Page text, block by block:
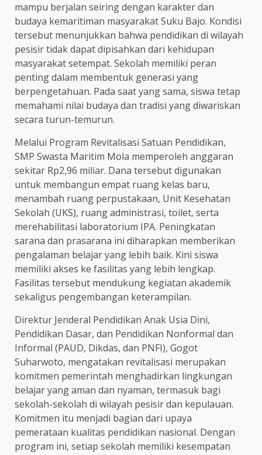
mampu berjalan seiring dengan karakter dan
budaya kemaritiman masyarakat Suku Bajo. Kondisi
tersebut menunjukkan bahwa pendidikan di wilayah
pesisir tidak dapat dipisahkan dari kehidupan
masyarakat setempat. Sekolah memiliki peran
penting dalam membentuk generasi yang
berpengetahuan. Pada saat yang sama, siswa tetap
memahami nilai budaya dan tradisi yang diwariskan
secara turun-temurun.
Melalui Program Revitalisasi Satuan Pendidikan,
SMP Swasta Maritim Mola memperoleh anggaran
sekitar Rp2,96 miliar. Dana tersebut digunakan
untuk membangun empat ruang kelas baru,
menambah ruang perpustakaan, Unit Kesehatan
Sekolah (UKS), ruang administrasi, toilet, serta
merehabilitasi laboratorium IPA. Peningkatan
sarana dan prasarana ini diharapkan memberikan
pengalaman belajar yang lebih baik. Kini siswa
memiliki akses ke fasilitas yang lebih lengkap.
Fasilitas tersebut mendukung kegiatan akademik
sekaligus pengembangan keterampilan.
Direktur Jenderal Pendidikan Anak Usia Dini,
Pendidikan Dasar, dan Pendidikan Nonformal dan
Informal (PAUD, Dikdas, dan PNFI), Gogot
Suharwoto, mengatakan revitalisasi merupakan
komitmen pemerintah menghadirkan lingkungan
belajar yang aman dan nyaman, termasuk bagi
sekolah-sekolah di wilayah pesisir dan kepulauan.
Komitmen itu menjadi bagian dari upaya
pemerataan kualitas pendidikan nasional. Dengan
program ini, setiap sekolah memiliki kesempatan